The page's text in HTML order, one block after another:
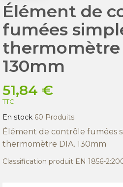
Élément de
fumées
thermomètre
130mm
51,84 €
TTC
En stock 60 Produits
Élément de contrôle fumées
thermomètre DIA. 130mm
Classification produit EN 1856-